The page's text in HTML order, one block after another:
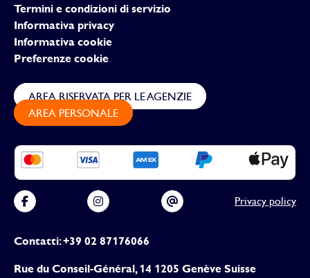
Termini e condizioni di servizio
Informativa privacy
Informativa cookie
Preferenze cookie
Contatti: +39 02 87176066
Rue du Conseil-Général, 14 1205 Genève Suisse
AREA RISERVATA PER LE AGENZIE
AREA PERSONALE
Privacy policy